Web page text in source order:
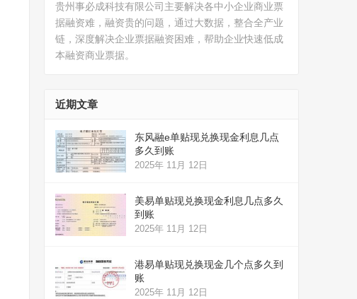
贵州事必成科技有限公司主要解决各中小企业商业票
据融资难，融资贵的问题，通过大数据，整合全产业
链，深度解决企业票据融资困难，帮助企业快速低成
本融资商业票据。
近期文章
东风融e单贴现兑换现金利息几点
多久到账
2025年 11月 12日
美易单贴现兑换现金利息几点多久
到账
2025年 11月 12日
港易单贴现兑换现金几个点多久到
账
2025年 11月 12日